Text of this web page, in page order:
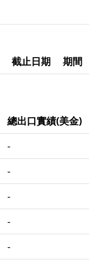
截止日期 期間
總出口實績(美金)
-
-
-
-
-